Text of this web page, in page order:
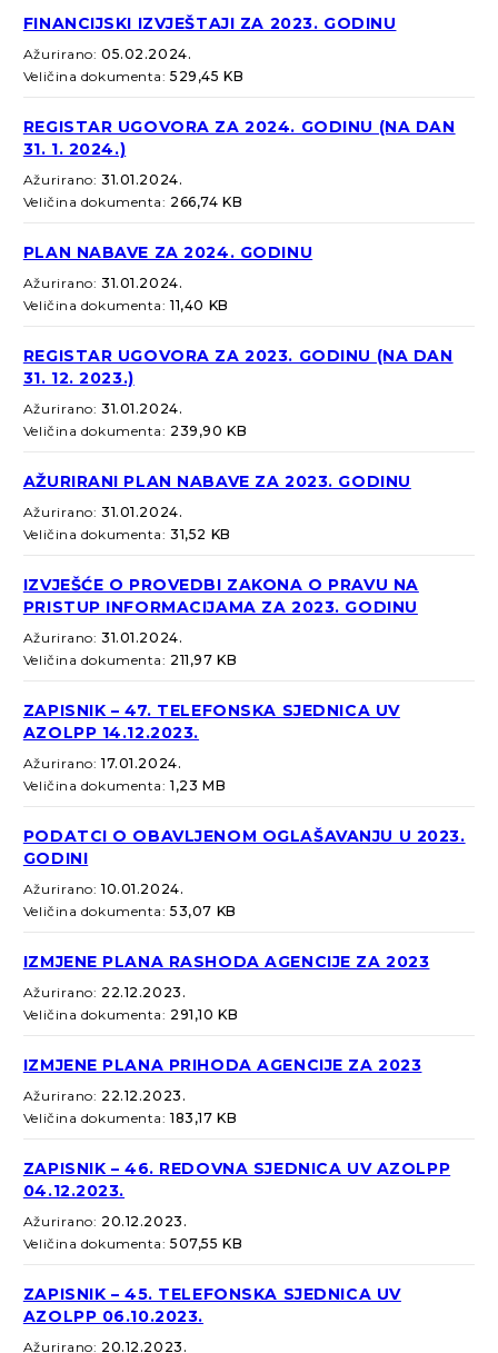
FINANCIJSKI IZVJEŠTAJI ZA 2023. GODINU
Ažurirano:05.02.2024.
Veličina dokumenta:529,45 KB
REGISTAR UGOVORA ZA 2024. GODINU (NA DAN
31. 1. 2024.)
Ažurirano:31.01.2024.
Veličina dokumenta: 266,74 KB
PLAN NABAVE ZA 2024. GODINU
Ažurirano:31.01.2024.
Veličina dokumenta:11,40 KB
REGISTAR UGOVORA ZA 2023. GODINU (NA DAN
31. 12. 2023.)
Ažurirano:31.01.2024.
Veličina dokumenta: 239,90 KB
AŽURIRANI PLAN NABAVE ZA 2023. GODINU
Ažurirano:31.01.2024.
Veličina dokumenta:31,52 KB
IZVJEŠĆE O PROVEDBI ZAKONA O PRAVU NA
PRISTUP INFORMACIJAMA ZA 2023. GODINU
Ažurirano:31.01.2024.
Veličina dokumenta: 211,97 KB
ZAPISNIK – 47. TELEFONSKA SJEDNICA UV
AZOLPP 14.12.2023.
Ažurirano:17.01.2024.
Veličina dokumenta:1,23 MB
PODATCI O OBAVLJENOM OGLAŠAVANJU U 2023.
GODINI
Ažurirano:10.01.2024.
Veličina dokumenta:53,07 KB
IZMJENE PLANA RASHODA AGENCIJE ZA 2023
Ažurirano: 22.12.2023.
Veličina dokumenta: 291,10 KB
IZMJENE PLANA PRIHODA AGENCIJE ZA 2023
Ažurirano: 22.12.2023.
Veličina dokumenta:183,17 KB
ZAPISNIK – 46. REDOVNA SJEDNICA UV AZOLPP
04.12.2023.
Ažurirano: 20.12.2023.
Veličina dokumenta:507,55 KB
ZAPISNIK – 45. TELEFONSKA SJEDNICA UV
AZOLPP 06.10.2023.
Ažurirano: 20.12.2023.